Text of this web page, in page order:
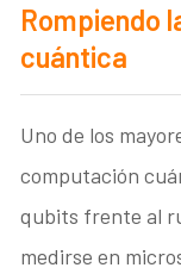
Rompiendo
cuántica
Uno de los
computación
qubits frente al
medirse en